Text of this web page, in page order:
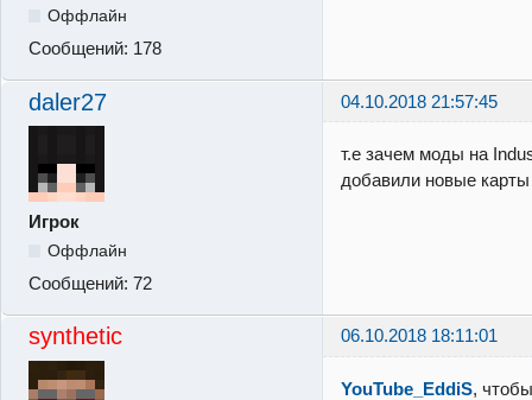
Оффлайн
Сообщений: 178
daler27 04.10.2018 21:57:45
Игрок
Оффлайн
Сообщений: 72
т.е зачем моды на
добавили новые
synthetic 06.10.2018 18:11:01
YouTube_EddiS,